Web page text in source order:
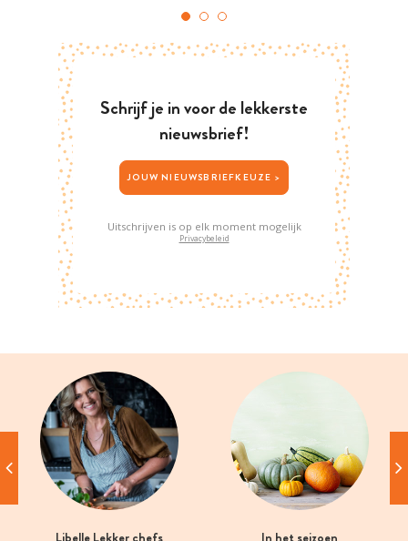
Schrijf je in voor de lekkerste
nieuwsbrief!
JOUW NIEUWSBRIEFKEUZE >
Uitschrijven is op elk moment mogelijk
Privacybeleid